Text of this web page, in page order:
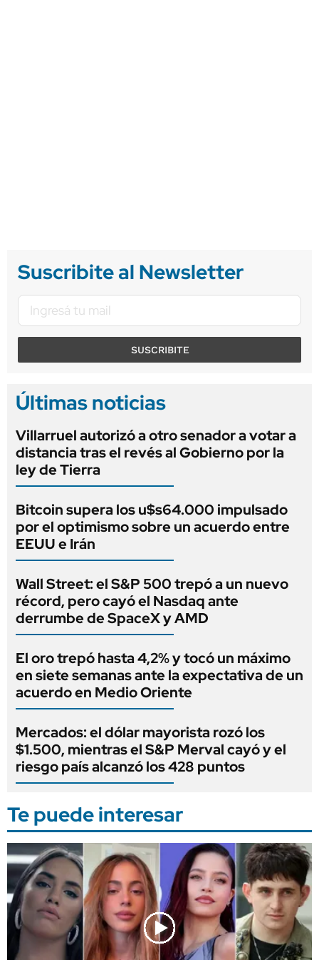
Suscribite al Newsletter
SUSCRIBITE
Últimas noticias
Villarruel autorizó a otro senador a votar a
distancia tras el revés al Gobierno por la
ley de Tierra
Bitcoin supera los u$s64.000 impulsado
por el optimismo sobre un acuerdo entre
EEUU e Irán
Wall Street: el S&P 500 trepó a un nuevo
récord, pero cayó el Nasdaq ante
derrumbe de SpaceX y AMD
El oro trepó hasta 4,2% y tocó un máximo
en siete semanas ante la expectativa de un
acuerdo en Medio Oriente
Mercados: el dólar mayorista rozó los
$1.500, mientras el S&P Merval cayó y el
riesgo país alcanzó los 428 puntos
Te puede interesar